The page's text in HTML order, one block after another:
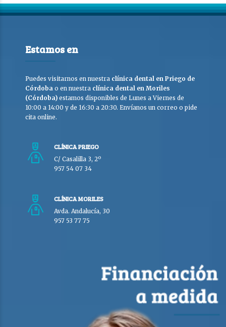
Estamos en
Puedes visitarnos en nuestra clínica dental en Priego de
Córdoba o en nuestra clínica dental en Moriles
(Córdoba) estamos disponibles de Lunes a Viernes de
10:00 a 14:00 y de 16:30 a 20:30. Envíanos un correo o pide
cita online.
CLÍNICA PRIEGO
C/ Casalilla 3, 2º
957 54 07 34
CLÍNICA MORILES
Avda. Andalucía, 30
957 53 77 75